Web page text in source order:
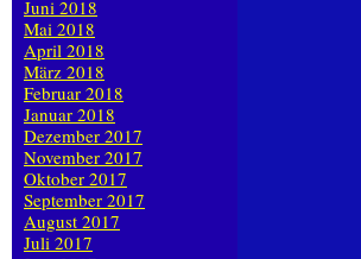
Juni 2018
Mai 2018
April 2018
März 2018
Februar 2018
Januar 2018
Dezember 2017
November 2017
Oktober 2017
September 2017
August 2017
Juli 2017